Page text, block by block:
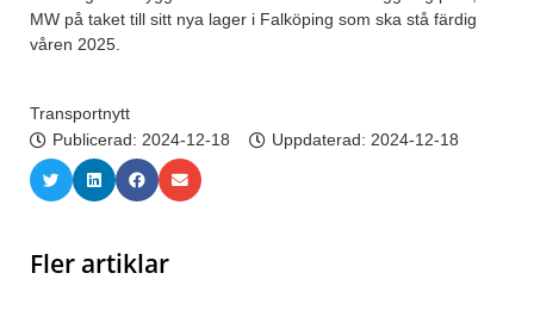
MW på taket till sitt nya lager i Falköping som ska stå färdig
våren 2025.
Transportnytt
Publicerad: 2024-12-18 Uppdaterad: 2024-12-18
Fler artiklar